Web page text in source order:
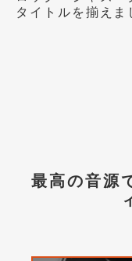
タイトルを揃えま
最高の音源